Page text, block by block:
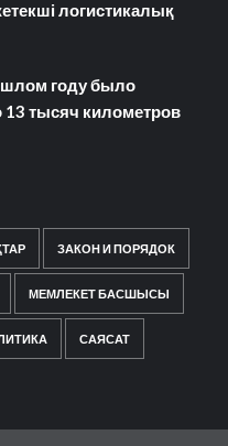
логистикалық
году было
13 тысяч километров
ЗАКОН И ПОРЯДОК
МЕМЛЕКЕТ БАСШЫСЫ
САЯСАТ